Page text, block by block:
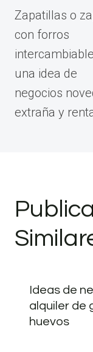
de
entradas
Zapatillas o
con forros
una idea de
negocios
extraña y
Ideas de
alquiler de
huevos